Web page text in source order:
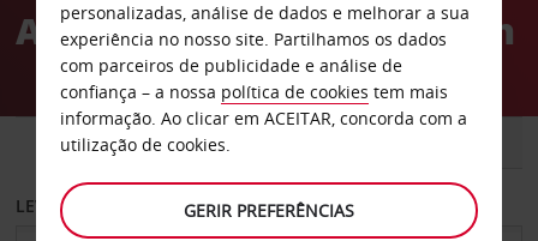
AvisAluguer de carros Bucheon
CARRO
LEVANTAR EM
personalizadas, análise de dados e melhorar a sua
experiência no nosso site. Partilhamos os dados
com parceiros de publicidade e análise de
confiança – a nossa política de cookies tem mais
informação. Ao clicar em ACEITAR, concorda com a
utilização de cookies.
GERIR PREFERÊNCIAS